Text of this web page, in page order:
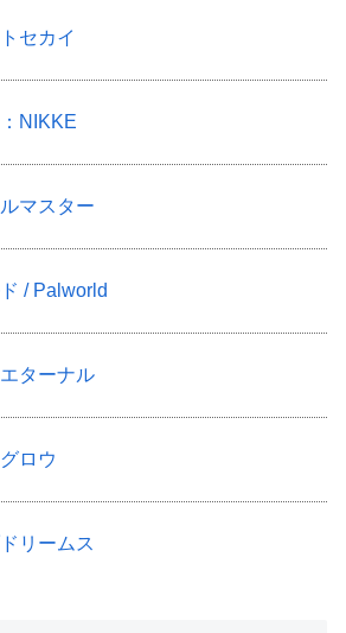
セカイ
NIKKE
マスター
/ Palworld
ターナル
ロウ
リームス